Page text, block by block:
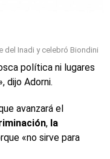
durante la
religiosa decaía.
del Inadi y celebró Biondini
política ni lugares
dijo Adorni.
avanzará el
, la
«no sirve para